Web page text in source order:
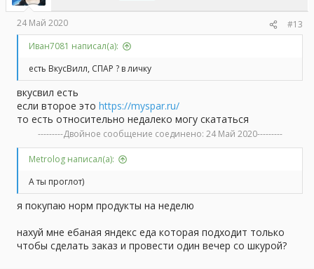
24 Май 2020
#13
Иван7081 написал(а):
есть ВкусВилл, СПАР ? в личку
вкусвил есть
если второе это https://myspar.ru/
то есть относительно недалеко могу скататься
---------Двойное сообщение соединено: 24 Май 2020---------
Metrolog написал(а):
А ты проглот)
я покупаю норм продукты на неделю
нахуй мне ебаная яндекс еда которая подходит только
чтобы сделать заказ и провести один вечер со шкурой?